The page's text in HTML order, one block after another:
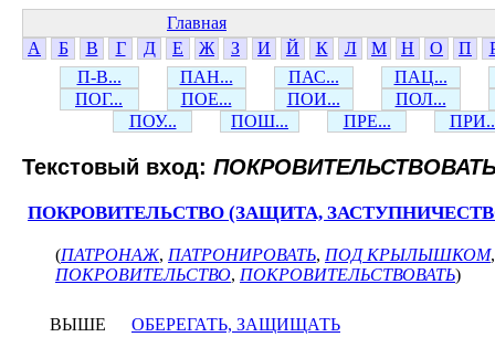
Главная
А
Б В Г Д Е Ж З И Й К Л М Н О П
П-В...
ПАН... ПАС...
ПАЦ...
ПОГ...
ПОЕ... ПОИ...
ПОЛ...
ПОУ...
ПОШ... ПРЕ...
Текстовый вход:
ПОКРОВИТЕЛЬСТВО (ЗАЩИТА,
(ПАТРОНАЖ, ПАТРОНИРОВАТЬ, ПОД КРЫЛЫШКОМ
ПОКРОВИТЕЛЬСТВО, ПОКРОВИТЕЛЬСТВОВАТЬ)
ВЫШЕ
ОБЕРЕГАТЬ, ЗАЩИЩАТЬ